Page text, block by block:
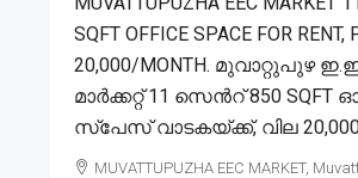
SQFT OFFICE SPACE FOR RENT,
20,000/MONTH. മുവാറ്റുപുഴ
മാർക്കറ്റ് 11 സെൻറ് 850
സ്പേസ് വാടകയ്ക്ക്, വില
MUVATTUPUZHA EEC MARKET,